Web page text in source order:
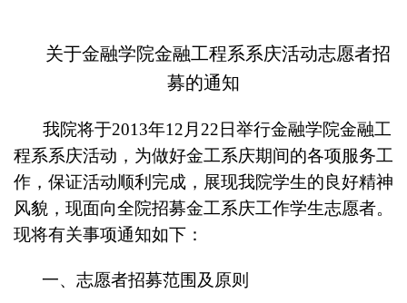
关于金融学院金融工程系系庆活动志愿者招
募的通知
我院将于2013年12月22日举行金融学院金融工
程系系庆活动，为做好金工系庆期间的各项服务工
作，保证活动顺利完成，展现我院学生的良好精神
风貌，现面向全院招募金工系庆工作学生志愿者。
现将有关事项通知如下：
一、志愿者招募范围及原则